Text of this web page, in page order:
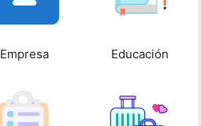
Empresa Educación